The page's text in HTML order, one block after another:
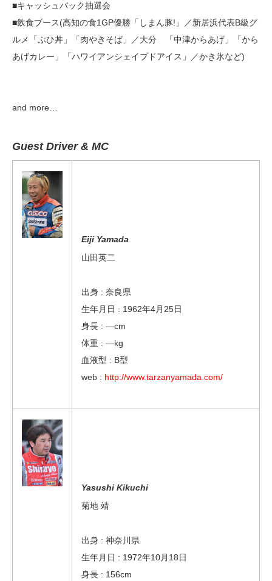
■キャッシュバック抽選会
■飲食ブース(高知の食1GP優勝「しまん豚!」／新居浜代表B級グ
ルメ「ぶひ丼」「肉やきそば」／大分 「中津からあげ」「から
あげカレー」「ハワイアンシェイプドアイス」／かき氷など)
and more…
Guest Driver & MC
Eiji Yamada
山田英二
出身 : 奈良県
生年月日 : 1962年4月25日
身長 : —cm
体重 : —kg
血液型 : B型
web : http://www.tarzanyamada.com/
Yasushi Kikuchi
菊地 靖
出身 : 神奈川県
生年月日 : 1972年10月18日
身長 : 156cm